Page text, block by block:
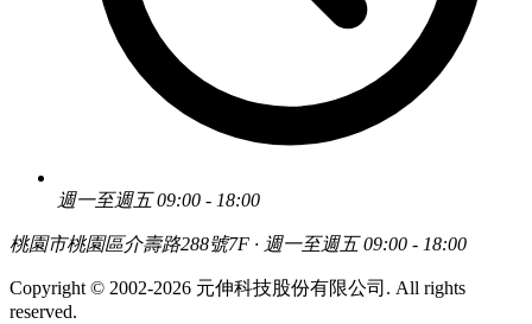
週一至週五 09:00 - 18:00
桃園市桃園區介壽路288號7F · 週一至週五 09:00 - 18:00
Copyright © 2002-2026 元伸科技股份有限公司. All rights
reserved.